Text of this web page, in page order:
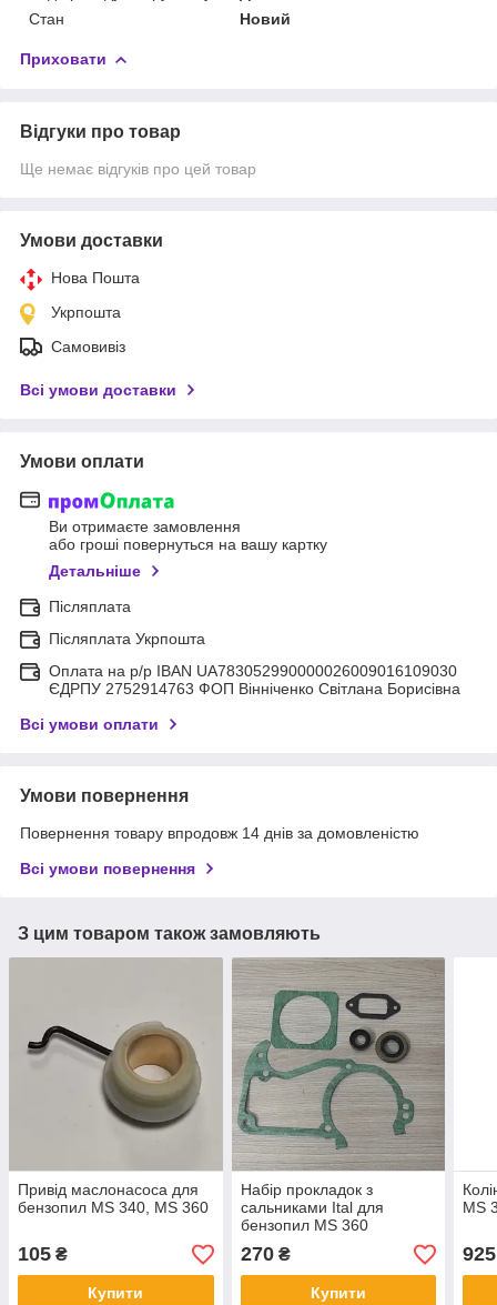
Стан
Новий
Приховати
Відгуки про товар
Ще немає відгуків про цей товар
Умови доставки
Нова Пошта
Укрпошта
Самовивіз
Всі умови доставки
Умови оплати
Ви отримаєте замовлення
або гроші повернуться на вашу картку
Детальніше
Післяплата
Післяплата Укрпошта
Оплата на р/р IBAN UA783052990000026009016109030
ЄДРПУ 2752914763 ФОП Вінніченко Світлана Борисівна
Всі умови оплати
Умови повернення
Повернення товару впродовж 14 днів за домовленістю
Всі умови повернення
З цим товаром також замовляють
Привід маслонасоса для
бензопил MS 340, MS 360
105 ₴
Купити
Набір прокладок з
сальниками Ital для
бензопил MS 360
270₴
Купити
MS
925